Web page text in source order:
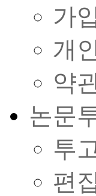
가
개
약
논문
투
편